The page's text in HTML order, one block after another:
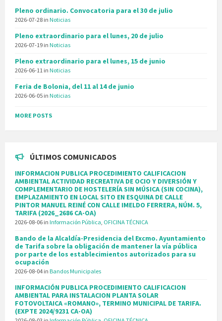
Pleno ordinario. Convocatoria para el 30 de julio
2026-07-28 in Noticias
Pleno extraordinario para el lunes, 20 de julio
2026-07-19 in Noticias
Pleno extraordinario para el lunes, 15 de junio
2026-06-11 in Noticias
Feria de Bolonia, del 11 al 14 de junio
2026-06-05 in Noticias
MORE POSTS
ÚLTIMOS COMUNICADOS
INFORMACION PUBLICA PROCEDIMIENTO CALIFICACION
AMBIENTAL ACTIVIDAD RECREATIVA DE OCIO Y DIVERSIÓN Y
COMPLEMENTARIO DE HOSTELERÍA SIN MÚSICA (SIN COCINA),
EMPLAZAMIENTO EN LOCAL SITO EN ESQUINA DE CALLE
PINTOR MANUEL REINÉ CON CALLE IMELDO FERRERA, NÚM. 5,
TARIFA (2026_2686 CA-OA)
2026-08-06 in Información Pública, OFICINA TÉCNICA
Bando de la Alcaldía-Presidencia del Excmo. Ayuntamiento
de Tarifa sobre la obligación de mantener la vía pública
por parte de los establecimientos autorizados para su
ocupación
2026-08-04 in Bandos Municipales
INFORMACIÓN PUBLICA PROCEDIMIENTO CALIFICACION
AMBIENTAL PARA INSTALACION PLANTA SOLAR
FOTOVOLTAICA «ROMANO», TERMINO MUNICIPAL DE TARIFA.
(EXPTE 2024/9231 CA-OA)